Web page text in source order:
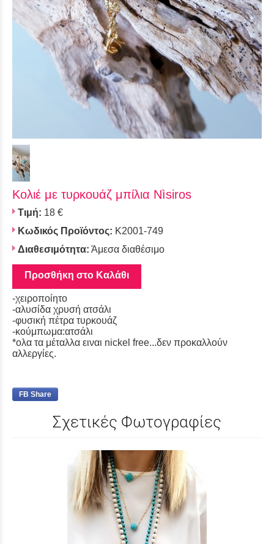
Κολιέ με τυρκουάζ μπίλια Nìsiros
Τιμή: 18 €
Κωδικός Προϊόντος: K2001-749
Διαθεσιμότητα: Άμεσα διαθέσιμο
Προσθήκη στο Καλάθι
-χειροποίητο
-αλυσίδα χρυσή ατσάλι
-φυσική πέτρα τυρκουάζ
-κούμπωμα:ατσάλι
*ολα τα μέταλλα ειναι nickel free...δεν προκαλλούν
αλλεργίες.
FB Share
Σχετικές Φωτογραφίες